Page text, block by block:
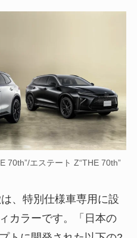
70th”/エステート Z“THE 70th”
、特別仕様車専用に設
カラーです。「日本の